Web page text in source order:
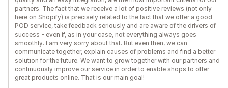
partners. The fact that we receive a lot of positive reviews (not only
here on Shopify) is precisely related to the fact that we offer a good
POD service, take feedback seriously and are aware of the drivers of
success - even if, as in your case, not everything always goes
smoothly. I am very sorry about that. But even then, we can
communicate together, explain causes of problems and find a better
solution for the future. We want to grow together with our partners and
continuously improve our service in order to enable shops to offer
great products online. That is our main goal!